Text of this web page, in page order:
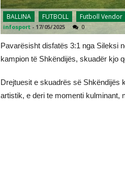
BALLINA FUTBOLL Futboll Vendor
infosport - 17/05/2025 0
Pavarësisht disfatës 3:1 nga Sileksi
kampion të Shkëndijës, skuadër kjo
Drejtuesit e skuadrës së Shkëndijës
artistik, e deri te momenti kulminant,